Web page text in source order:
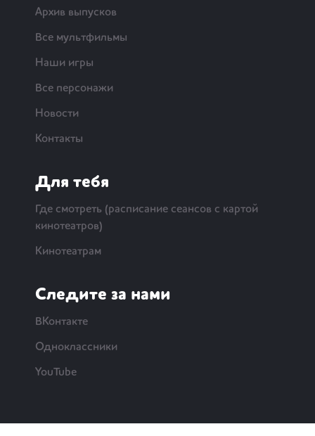
Архив выпусков
Все мультфильмы
Наши игры
Все персонажи
Новости
Контакты
Для тебя
Где смотреть (расписание сеансов с картой
кинотеатров)
Кинотеатрам
Следите за нами
ВКонтакте
Одноклассники
YouTube